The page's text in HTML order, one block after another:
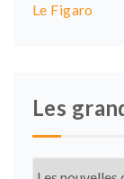
Le Figaro
Les
Les